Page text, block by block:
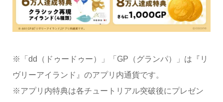
※「dd（ドゥードゥー）」「GP（グランパ）」は『リ
ヴリーアイランド』のアプリ内通貨です。
※アプリ内特典は各チュートリアル突破後にプレゼン